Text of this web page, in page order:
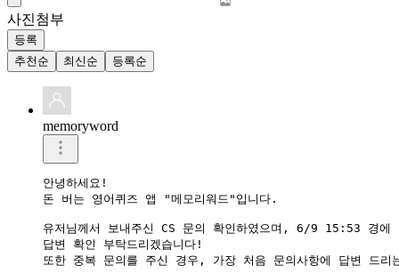
사진첨부
등록
추천순
최신순 등록순
memoryword
안녕하세요!
돈 버는 영어퀴즈 앱 "메모리워드"입니다.
유저님께서 보내주신 CS 문의 확인하였으며, 6/9 15:53 경에
답변 확인 부탁드리겠습니다!
또한 중복 문의를 주신 경우, 가장 처음 문의사항에 답변 드리